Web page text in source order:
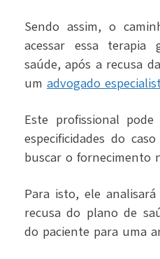
Sendo assim, o
acessar essa
saúde, após a recusa
um advogado
Este profissional
especificidades do
buscar o fornecimento
Para isto, ele
recusa do plano de
do paciente para uma